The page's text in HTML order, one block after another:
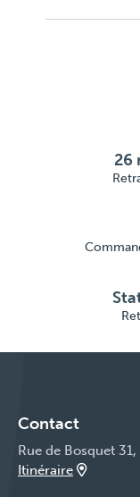
26
Contact
Rue de Bosquet
Itinéraire